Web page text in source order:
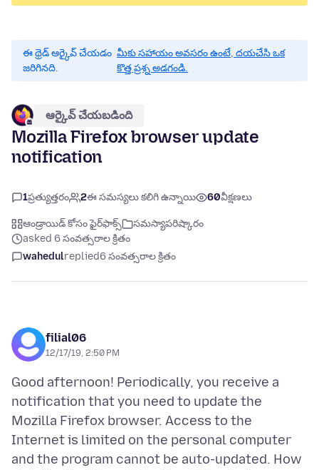
ఈ థ్రెడ్ ఆర్కైవ్ చేయడం
జరిగినది.
మీకు సహాయం అవసరం ఉంటే, దయచేసి ఒక
కొత్త ప్రశ్న అడగండి.
ఆర్కైవ్ చేయబడింది
Mozilla Firefox browser update
notification
1ప్రత్యుత్తరం 2ఈ సమస్యలు కలిగి ఉన్నాయి 60వీక్షణలు
ఆండ్రాయిడ్ కోసం ఫైర్‌ఫాక్స్
సమస్యాపరిష్కారం
asked 6 సంవత్సరాల క్రితం
wahedulreplied6 సంవత్సరాల క్రితం
filial06
12/17/19, 2:50 PM
Good afternoon! Periodically, you receive a
notification that you need to update the
Mozilla Firefox browser. Access to the
Internet is limited on the personal computer
and the program cannot be auto-updated. How